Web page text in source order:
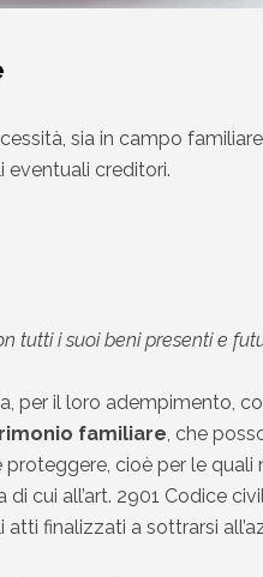
sia in campo
eventuali creditori.
tutti i suoi beni presenti e
per il loro adempimento,
familiare, che
cioè per le quali
cui all’art. 2901 Codice
finalizzati a sottrarsi